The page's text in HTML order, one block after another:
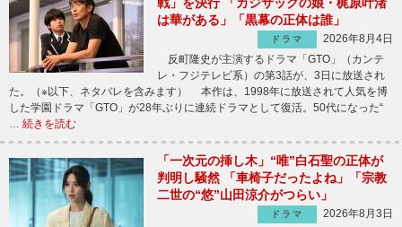
は華がある」「黒幕の正体は誰」
ドラマ
2026年8月4日
反町隆史が主演するドラマ「GTO」（カンテ
レ・フジテレビ系）の第3話が、3日に放送され
た。（※以下、ネタバレを含みます） 本作は、1998年に放送されて人気を博
した学園ドラマ「GTO」が28年ぶりに連続ドラマとして復活。50代になった“
… 続きを読む
「一次元の挿し木」“唯”白石聖の正体が
判明し騒然 「車椅子だったよね」「宗教
二世の“悠”山田涼介がつらい」
ドラマ
2026年8月3日